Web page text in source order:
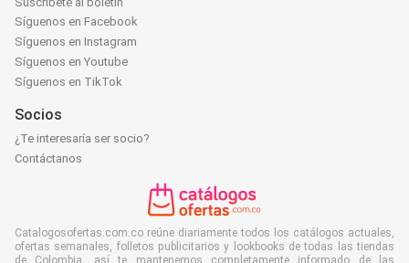
Síguenos en Facebook
Síguenos en Instagram
Síguenos en Youtube
Síguenos en TikTok
Socios
¿Te interesaría ser socio?
Contáctanos
Catalogosofertas.com.co reúne diariamente todos los catálogos actuales,
ofertas semanales, folletos publicitarios y lookbooks de todas las tiendas
de Colombia, así te mantenemos completamente informado de las